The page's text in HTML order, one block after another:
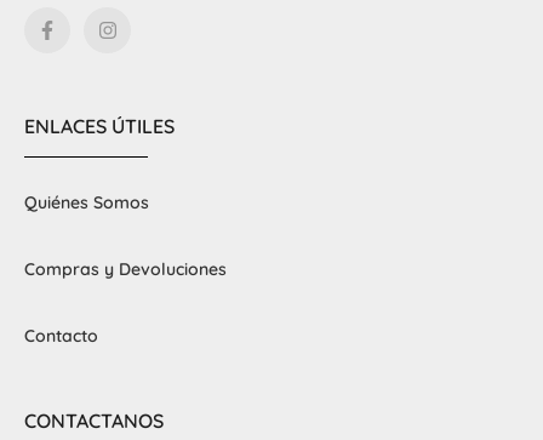
ENLACES ÚTILES
Quiénes Somos
Compras y Devoluciones
Contacto
CONTACTANOS